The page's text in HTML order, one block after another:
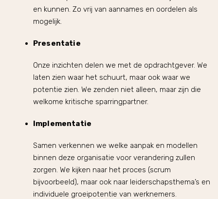
en kunnen. Zo vrij van aannames en oordelen als
mogelijk.
Presentatie
Onze inzichten delen we met de opdrachtgever. We
laten zien waar het schuurt, maar ook waar we
potentie zien. We zenden niet alleen, maar zijn die
welkome kritische sparringpartner.
Implementatie
Samen verkennen we welke aanpak en modellen
binnen deze organisatie voor verandering zullen
zorgen. We kijken naar het proces (scrum
bijvoorbeeld), maar ook naar leiderschapsthema’s en
individuele groeipotentie van werknemers.